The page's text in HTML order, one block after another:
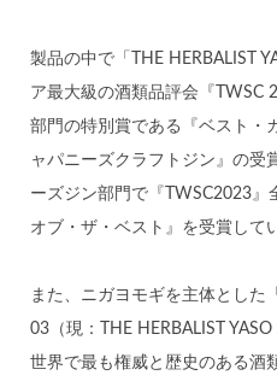
製品の中で「THE HERBALIST
ア最大級の酒類品評会『TWSC
部門の特別賞である『ベスト・
ャパニーズクラフトジン』の受
ーズジン部門で『TWSC2023』
オブ・ザ・ベスト』を受賞して
また、ニガヨモギを主体とした
03（現：THE HERBALIST
世界で最も権威と歴史のある酒